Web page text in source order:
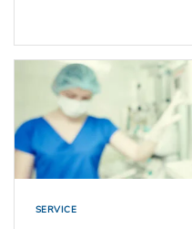
SERVICE